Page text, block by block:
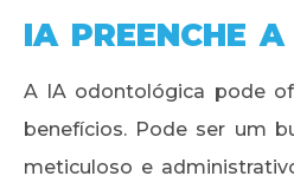
IA PREENCHE
A IA odontológica pode
benefícios. Pode ser um
meticuloso e